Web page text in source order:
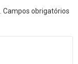
Campos obrigatórios